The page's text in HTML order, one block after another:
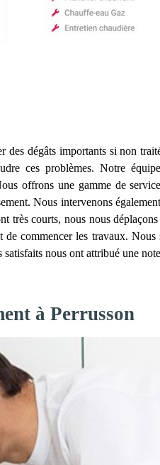
des dégâts importants si non
ces problèmes. Notre
offrons une gamme de
Nous intervenons
très courts, nous nous
commencer les travaux.
satisfaits nous ont attribué une note
à Perrusson